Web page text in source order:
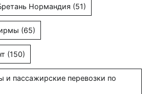
Нормандия (51)
(65)
(150)
и пассажирские перевозки по